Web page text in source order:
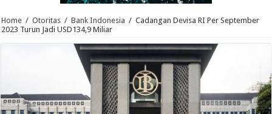
Home / Otoritas / Bank Indonesia / Cadangan Devisa RI Per September
2023 Turun Jadi USD134,9 Miliar